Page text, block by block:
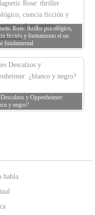
Rose: thriller psicológico,
ficción y forteanismo el un
fundamental
y Oppenheimer:
y negro?
habla